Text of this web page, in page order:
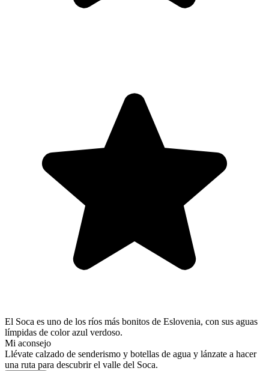
El Soca es uno de los ríos más bonitos de Eslovenia, con sus aguas
límpidas de color azul verdoso.
Mi aconsejo
Llévate calzado de senderismo y botellas de agua y lánzate a hacer
una ruta para descubrir el valle del Soca.